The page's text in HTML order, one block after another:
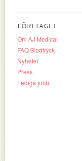
FÖRETAGET
Om AJ Medical
FAQ Blodtryck
Nyheter
Press
Lediga jobb